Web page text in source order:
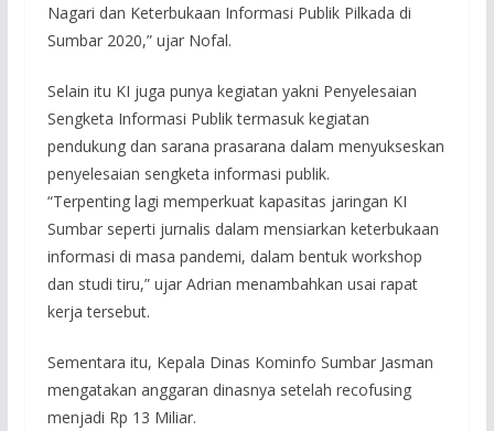
Nagari dan Keterbukaan Informasi Publik Pilkada di
Sumbar 2020,” ujar Nofal.
Selain itu KI juga punya kegiatan yakni Penyelesaian
Sengketa Informasi Publik termasuk kegiatan
pendukung dan sarana prasarana dalam menyukseskan
penyelesaian sengketa informasi publik.
“Terpenting lagi memperkuat kapasitas jaringan KI
Sumbar seperti jurnalis dalam mensiarkan keterbukaan
informasi di masa pandemi, dalam bentuk workshop
dan studi tiru,” ujar Adrian menambahkan usai rapat
kerja tersebut.
Sementara itu, Kepala Dinas Kominfo Sumbar Jasman
mengatakan anggaran dinasnya setelah recofusing
menjadi Rp 13 Miliar.